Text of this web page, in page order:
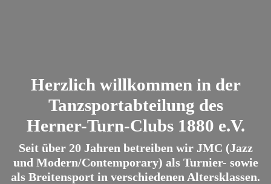
Herzlich willkommen in der
Tanzsportabteilung des
Herner-Turn-Clubs 1880 e.V.
Seit über 20 Jahren betreiben wir JMC (Jazz
und Modern/Contemporary) als Turnier- sowie
als Breitensport in verschiedenen Altersklassen.